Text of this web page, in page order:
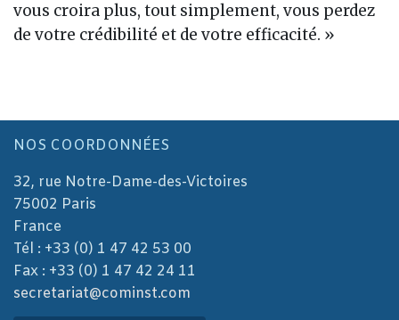
vous croira plus, tout simplement, vous perdez
de votre crédibilité et de votre efficacité. »
NOS COORDONNÉES
32, rue Notre-Dame-des-Victoires
75002 Paris
France
Tél : +33 (0) 1 47 42 53 00
Fax : +33 (0) 1 47 42 24 11
secretariat@cominst.com